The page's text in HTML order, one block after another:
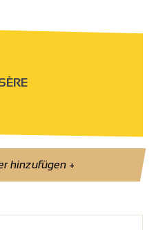
hinzufügen+